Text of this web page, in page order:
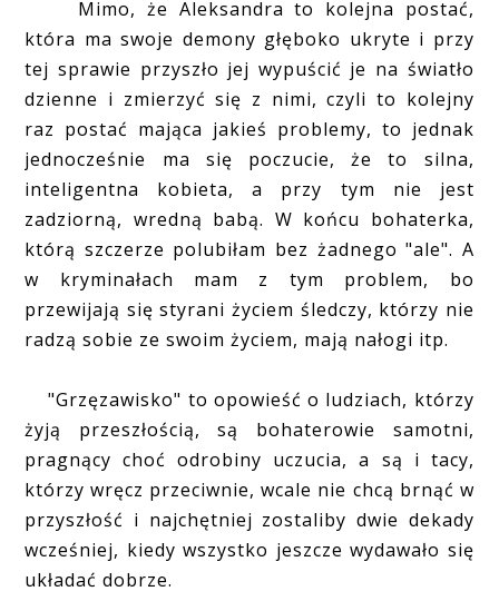
Mimo, że Aleksandra to kolejna postać,
która ma swoje demony głęboko ukryte i przy
tej sprawie przyszło jej wypuścić je na światło
dzienne i zmierzyć się z nimi, czyli to kolejny
raz postać mająca jakieś problemy, to jednak
jednocześnie ma się poczucie, że to silna,
inteligentna kobieta, a przy tym nie jest
zadziorną, wredną babą. W końcu bohaterka,
którą szczerze polubiłam bez żadnego "ale". A
w kryminałach mam z tym problem, bo
przewijają się styrani życiem śledczy, którzy nie
radzą sobie ze swoim życiem, mają nałogi itp.
"Grzęzawisko" to opowieść o ludziach, którzy
żyją przeszłością, są bohaterowie samotni,
pragnący choć odrobiny uczucia, a są i tacy,
którzy wręcz przeciwnie, wcale nie chcą brnąć w
przyszłość i najchętniej zostaliby dwie dekady
wcześniej, kiedy wszystko jeszcze wydawało się
układać dobrze.